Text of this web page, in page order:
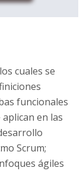
cuales se
funcionales
en las
Scrum;
ágiles